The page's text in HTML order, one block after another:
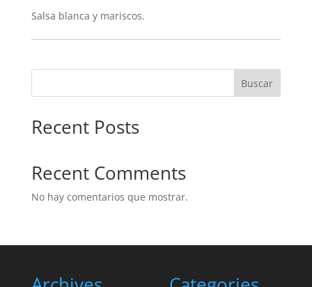
Salsa blanca y mariscos.
Buscar
Recent Posts
Recent Comments
No hay comentarios que mostrar.